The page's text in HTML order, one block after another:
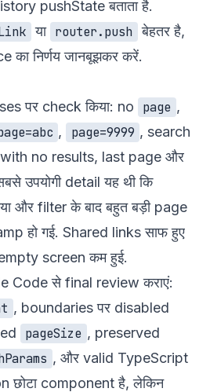
pushStateबताता है.
या router.push बेहतर है,
निर्णय जानबूझकर करें.
पर check किया: no
page ,
, page=9999 , search
no results, last page और
उपयोगी detail यह थी कि
और filter के बाद बहुत बड़ी page
हो गई. Shared links साफ हुए
screen कम हुई.
Code से final review कराएं:
, boundaries पर disabled
pageSize , preserved
, और valid TypeScript
छोटा component है, लेकिन